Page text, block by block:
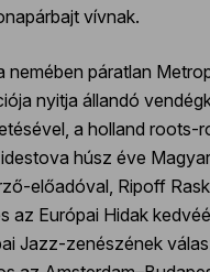
vívnak.
nemében páratlan
nyitja állandó
a holland roots-
húsz éve
előadóval, Ripoff
az Európai Hidak
Jazz-zenészének